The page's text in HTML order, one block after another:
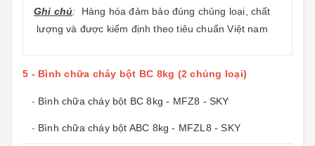
Ghi chú: Hàng hóa đảm bảo đúng chủng loại, chất
lượng và được kiểm định theo tiêu chuẩn Việt nam
5 - Bình chữa cháy bột BC 8kg (2 chủng loại)
- Bình chữa cháy bột BC 8kg - MFZ8 - SKY
- Bình chữa cháy bột ABC 8kg - MFZL8 - SKY